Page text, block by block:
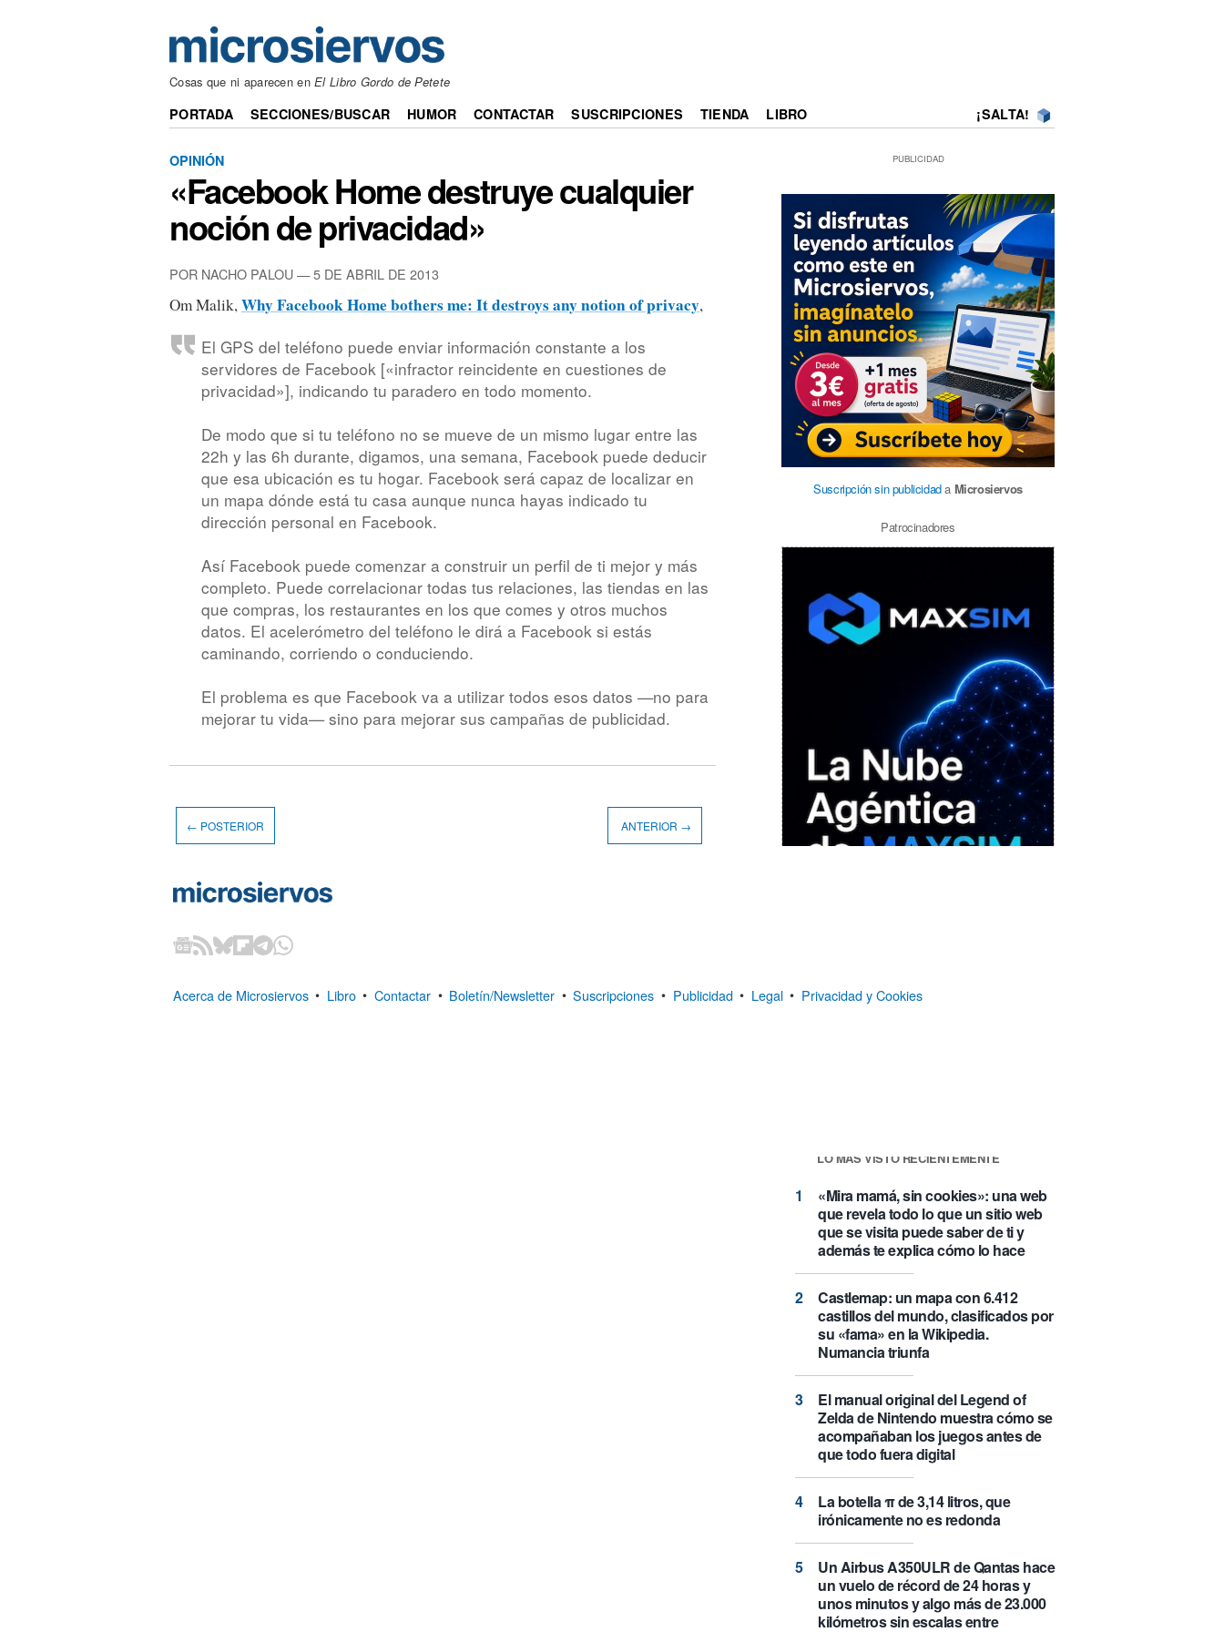
Cosas que ni aparecen enEl Libro Gordo de Petete
PORTADA SECCIONES/BUSCAR HUMOR CONTACTAR SUSCRIPCIONES TIENDA LIBRO ¡SALTA!
OPINIÓN
«Facebook Home destruye cualquier
noción de privacidad»
POR NACHO PALOU — 5 DE ABRIL DE 2013
Om Malik,Why Facebook Home bothers me: It destroys any notion of privacy,
El GPS del teléfono puede enviar información constante a los
servidores de Facebook [«infractor reincidente en cuestiones de
privacidad»], indicando tu paradero en todo momento.
De modo que si tu teléfono no se mueve de un mismo lugar entre las
22h y las 6h durante, digamos, una semana, Facebook puede deducir
que esa ubicación es tu hogar. Facebook será capaz de localizar en
un mapa dónde está tu casa aunque nunca hayas indicado tu
dirección personal en Facebook.
Así Facebook puede comenzar a construir un perfil de ti mejor y más
completo. Puede correlacionar todas tus relaciones, las tiendas en las
que compras, los restaurantes en los que comes y otros muchos
datos. El acelerómetro del teléfono le dirá a Facebook si estás
caminando, corriendo o conduciendo.
El problema es que Facebook va a utilizar todos esos datos —no para
mejorar tu vida— sino para mejorar sus campañas de publicidad.
PUBLICIDAD
Suscripción sin publicidada Microsiervos
Patrocinadores
LO MÁS VISTO RECIENTEMENTE
«Mira mamá, sin cookies»: una web
que revela todo lo que un sitio web
que se visita puede saber de ti y
además te explica cómo lo hace
Castlemap: un mapa con 6.412
castillos del mundo, clasificados por
su «fama» en la Wikipedia.
Numancia triunfa
El manual original del Legend of
Zelda de Nintendo muestra cómo se
acompañaban los juegos antes de
que todo fuera digital
La botella π de 3,14 litros, que
irónicamente no es redonda
Un Airbus A350ULR de Qantas hace
un vuelo de récord de 24 horas y
unos minutos y algo más de 23.000
kilómetros sin escalas entre
← POSTERIOR ANTERIOR →
Acerca de Microsiervos • Libro • Contactar • Boletín/Newsletter • Suscripciones • Publicidad • Legal • Privacidad y Cookies